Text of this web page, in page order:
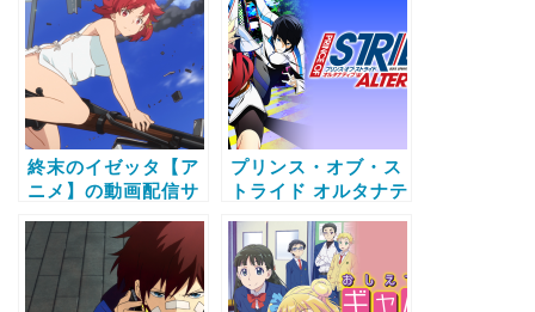
法
終末のイゼッタ【ア
ニメ】の動画配信サ
全話視聴する方法
プリンス・オブ・ス
トライド オルタナテ
画配信サービス比較
と無料で全話視聴す
る方法